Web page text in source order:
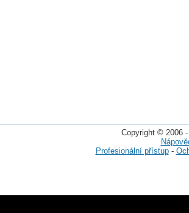
Copyright © 2006
Profesionální přístup-